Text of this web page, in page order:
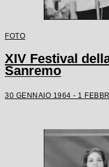
FOTO
XIV Festival
Sanremo
30 GENNAIO 1964 - 1